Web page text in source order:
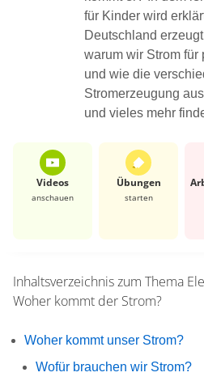
für Kinder wird
Deutschland
warum wir Strom für
und wie die
Stromerzeugung
und vieles mehr
Videos
anschauen
Übungen
starten
Inhaltsverzeichnis zum Thema
Woher kommt der Strom?
Woher kommt unser Strom?
Wofür brauchen wir Strom?